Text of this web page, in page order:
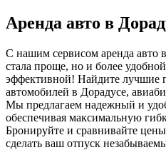
Аренда авто в
С нашим сервисом аренда авто
стала проще, но и более
эффективной! Найдите лучшие
автомобилей в Дорадусе,
Мы предлагаем надежный и
обеспечивая максимальную
Бронируйте и сравнивайте
сделать ваш отпуск